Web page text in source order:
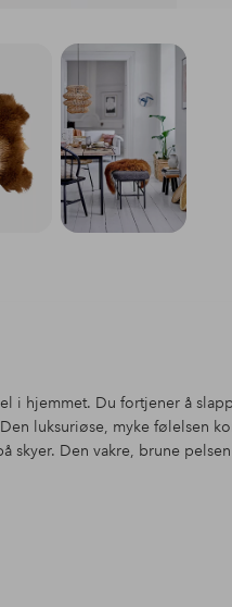
i hjemmet. Du fortjener å
luksuriøse, myke følelsen
skyer. Den vakre, brune